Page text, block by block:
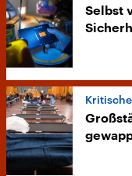
Selbst